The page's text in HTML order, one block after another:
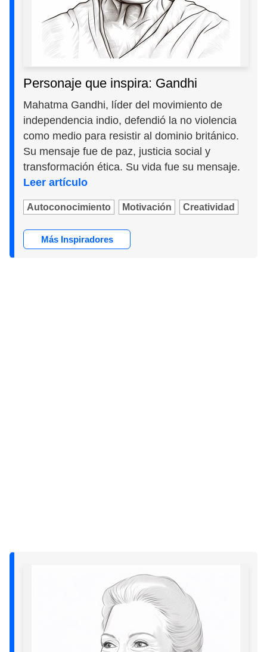
Personaje que inspira: Gandhi
Mahatma Gandhi, líder del movimiento de
independencia indio, defendió la no violencia
como medio para resistir al dominio británico.
Su mensaje fue de paz, justicia social y
transformación ética. Su vida fue su mensaje.
Leer artículo
Autoconocimiento Motivación Creatividad
Más Inspiradores